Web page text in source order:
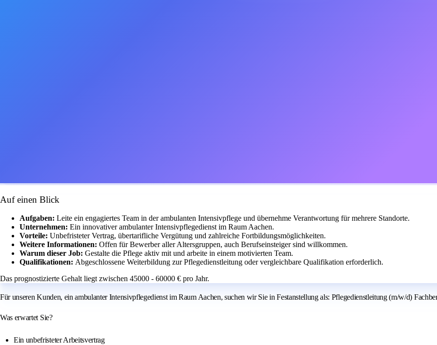
Auf einen Blick
Aufgaben: Leite ein engagiertes Team in der ambulanten Intensivpflege und übernehme Verantwortung für mehrere Standorte.
Unternehmen: Ein innovativer ambulanter Intensivpflegedienst im Raum Aachen.
Vorteile: Unbefristeter Vertrag, übertarifliche Vergütung und zahlreiche Fortbildungsmöglichkeiten.
Weitere Informationen: Offen für Bewerber aller Altersgruppen, auch Berufseinsteiger sind willkommen.
Warum dieser Job: Gestalte die Pflege aktiv mit und arbeite in einem motivierten Team.
Qualifikationen: Abgeschlossene Weiterbildung zur Pflegedienstleitung oder vergleichbare Qualifikation erforderlich.
Das prognostizierte Gehalt liegt zwischen 45000 - 60000 € pro Jahr.
Für unseren Kunden, ein ambulanter Intensivpflegedienst im Raum Aachen, suchen wir Sie in Festanstellung als: Pflegedienstleitung (m/w/d)
Was erwartet Sie?
Ein unbefristeter Arbeitsvertrag